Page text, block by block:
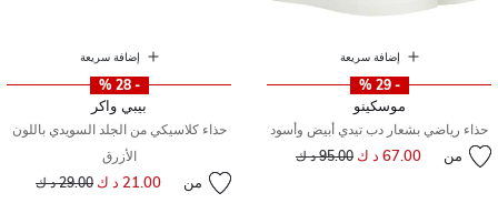
إضافة سريعة
- 29 %
موسكينو
حذاء رياضي بشعار دب تيدي أبيض وأسود
من 67.00 د ك سعر مخفض من
95.00 د ك
إضافة سريعة
- 28 %
بيبي واكر
حذاء كلاسيكي من الجلد السويدي باللون
الأزرق
من 21.00 د ك سعر مخفض من
29.00 د ك إلى